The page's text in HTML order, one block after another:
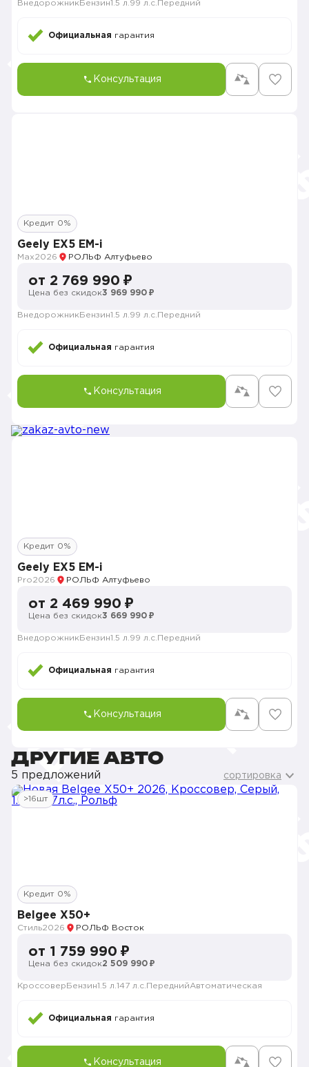
Внедорожник Бензин1.5 л. 99 л.с. Передний
Официальная гарантия
Консультация
Кредит 0%
Geely EX5 EM-i
Max2026 РОЛЬФ Алтуфьево
от 2 769 990 ₽
Цена без скидок3 969 990 ₽
Внедорожник Бензин1.5 л. 99 л.с. Передний
Официальная гарантия
Консультация
Кредит 0%
Geely EX5 EM-i
Pro2026 РОЛЬФ Алтуфьево
от 2 469 990 ₽
Цена без скидок3 669 990 ₽
Внедорожник Бензин1.5 л. 99 л.с. Передний
Официальная гарантия
Консультация
ДРУГИЕ АВТО
5 предложений сортировка
>16шт
Кредит 0%
Belgee X50+
Стиль2026 РОЛЬФ Восток
от 1 759 990 ₽
Цена без скидок2 509 990 ₽
Кроссовер Бензин1.5 л. 147 л.с. ПереднийАвтоматическая
Официальная гарантия
Консультация